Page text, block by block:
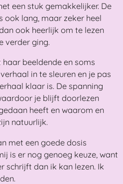
een stuk gemakkelijker. De
ook lang, maar zeker heel
ook heerlijk om te lezen
verder ging.
beeldende en soms
in te sleuren en je pas
klaar is. De spanning
je blijft doorlezen
heeft en waarom en
natuurlijk.
met een goede dosis
is er nog genoeg keuze, want
schrijft dan ik kan lezen. Ik